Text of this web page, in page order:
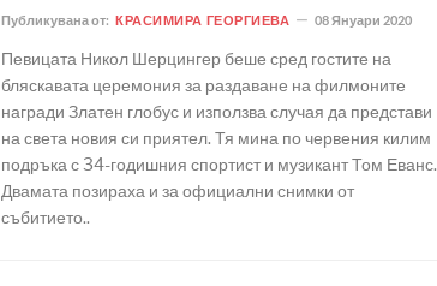
Публикувана от: КРАСИМИРА ГЕОРГИЕВА 08 Януари 2020
Певицата Никол Шерцингер беше сред гостите на
бляскавата церемония за раздаване на филмоните
награди Златен глобус и използва случая да представи
на света новия си приятел. Тя мина по червения килим
подръка с 34-годишния спортист и музикант Том Еванс.
Двамата позираха и за официални снимки от
събитието..